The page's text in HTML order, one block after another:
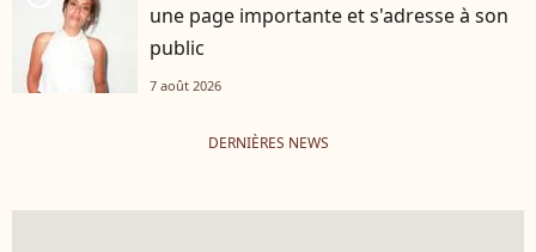
une page importante et s'adresse à son
public
7 août 2026
DERNIÈRES NEWS